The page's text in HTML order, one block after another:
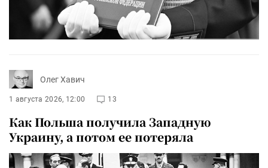
Олег Хавич
1 августа 2026, 12:00 13
Как Польша получила Западную
Украину, а потом ее потеряла